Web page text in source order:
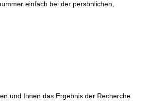
einfach bei der persönlichen,
und Ihnen das Ergebnis der Recherche